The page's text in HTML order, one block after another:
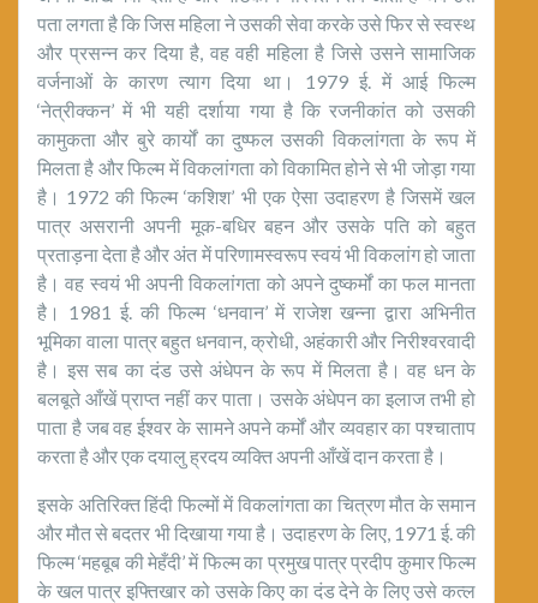
पता लगता है कि जिस महिला ने उसकी सेवा करके उसे फिर से स्वस्थ
और प्रसन्न कर दिया है, वह वही महिला है जिसे उसने सामाजिक
वर्जनाओं के कारण त्याग दिया था। 1979 ई. में आई फिल्म
‘नेत्रीक्कन’ में भी यही दर्शाया गया है कि रजनीकांत को उसकी
कामुकता और बुरे कार्यों का दुष्फल उसकी विकलांगता के रूप में
मिलता है और फिल्म में विकलांगता को विकामित होने से भी जोड़ा गया
है। 1972 की फिल्म ‘कशिश’ भी एक ऐसा उदाहरण है जिसमें खल
पात्र असरानी अपनी मूक-बधिर बहन और उसके पति को बहुत
प्रताड़ना देता है और अंत में परिणामस्वरूप स्वयं भी विकलांग हो जाता
है। वह स्वयं भी अपनी विकलांगता को अपने दुष्कर्मों का फल मानता
है। 1981 ई. की फिल्म ‘धनवान’ में राजेश खन्ना द्वारा अभिनीत
भूमिका वाला पात्र बहुत धनवान, क्रोधी, अहंकारी और निरीश्वरवादी
है। इस सब का दंड उसे अंधेपन के रूप में मिलता है। वह धन के
बलबूते आँखें प्राप्त नहीं कर पाता। उसके अंधेपन का इलाज तभी हो
पाता है जब वह ईश्वर के सामने अपने कर्मों और व्यवहार का पश्चाताप
करता है और एक दयालु ह्रदय व्यक्ति अपनी आँखें दान करता है।
इसके अतिरिक्त हिंदी फिल्मों में विकलांगता का चित्रण मौत के समान
और मौत से बदतर भी दिखाया गया है। उदाहरण के लिए, 1971 ई. की
फिल्म ‘महबूब की मेहँदी’ में फिल्म का प्रमुख पात्र प्रदीप कुमार फिल्म
के खल पात्र इफ्तिखार को उसके किए का दंड देने के लिए उसे कत्ल